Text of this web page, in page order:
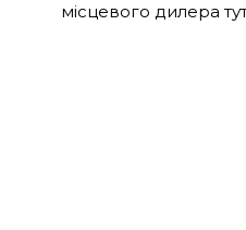
місцевого дилера